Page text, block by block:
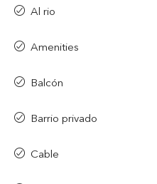
Al rio
Amenities
Balcón
Barrio privado
Cable